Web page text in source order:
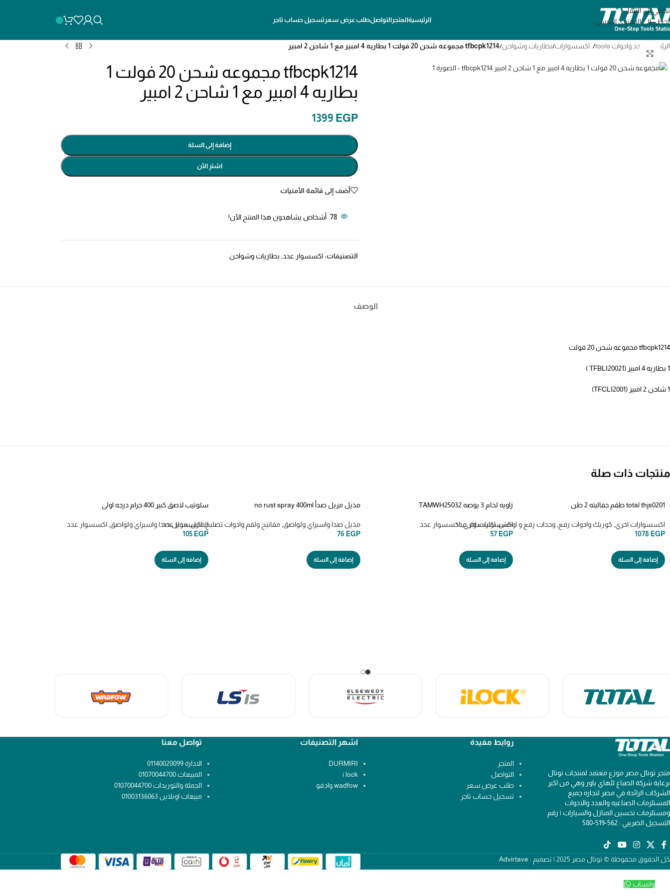
تخطي إلى التنقل
تخطي إلى المحتوى الرئيسي
الرئيسيةالمتجرالتواصلطلب عرض سعر تسجيل حساب تاجر
الرئيسية عدد وادوات tools / ..اكسسوارات/بطاريات وشواحن/tfbcpk1214 مجموعه شحن 20 فولت 1 بطاريه 4 امبير مع 1 شاحن 2 امبير
tfbcpk1214 مجموعه شحن 20 فولت 1
بطاريه 4 امبير مع 1 شاحن 2 امبير
1399 EGP
إضافة إلى السلة
اشترِ الآن
أضف إلى قائمة الأمنيات
78 أشخاص يشاهدون هذا المنتج الآن!
التصنيفات: اكسسوار عدد بطاريات وشواحن
الوصف
tfbcpk1214 مجموعه شحن 20 فولت
1 بطاريه 4 امبير (TFBLI20021 )
1 شاحن 2 امبير ( TFCLI2001)
منتجات ذات صلة
total thjs0201 طقم جفاليته 2 طن
اكسسوارات اخري كوريك وادوات رفع وحدات رفع و اوناش,اكسسوار عدد
1078 EGP
إضافة إلى السلة
زاويه لحام 3 بوصه TAMWH25032
اكسسوارات اخري,اكسسوار عدد
57 EGP
إضافة إلى السلة
مذيل مزيل صدأ no rust spray 400ml
مذيل صدا واسبراي ولواصق مفاتيح ولقم وادوات تصليح,اكسسوار عدد
76 EGP
إضافة إلى السلة
سلوتيب لاصق كبير 400 جرام درجه اولي
المنزل, مذيل صدا واسبراي ولواصق اكسسوار عدد
105 EGP
إضافة إلى السلة
متجر توتال مصر موزع معتمد لمنتجات توتال
برعاية شركة الصباغ للهاي باور وهي من اكبر
الشركات الرائدة في مصر لتجاره جميع
المستلزمات الصناعيه والعدد والادوات
ومستلزمات تحسين المنازل والسيارات | رقم
التسجيل الضريبي : 562-519-580
واتساب
روابط مفيدة
المتجر
التواصل
طلب عرض سعر
تسجيل حساب تاجر
اشهر التصنيفات
DURMIRI
i lock
wadfow وادفو
تواصل معنا
الادارة 01140020099
المبيعات 01070044700
الجملة والتوريدات 01070044700
مبيعات اونلاين 01003136063
كل الحقوق محفوظة © توتال مصر 2025 | تصميم : Advirtave